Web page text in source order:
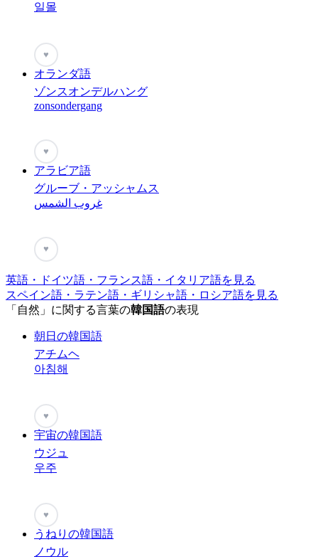
일몰
♥
オランダ語
ゾンスオンデルハング
zonsondergang
♥
アラビア語
グルーブ・アッシャムス
غروب الشمس
♥
英語・ドイツ語・フランス語・イタリア語を見る
スペイン語・ラテン語・ギリシャ語・ロシア語を見る
「自然」に関する言葉の韓国語の表現
朝日の韓国語
アチムヘ
아침해
♥
宇宙の韓国語
ウジュ
우주
♥
うねりの韓国語
ノウル